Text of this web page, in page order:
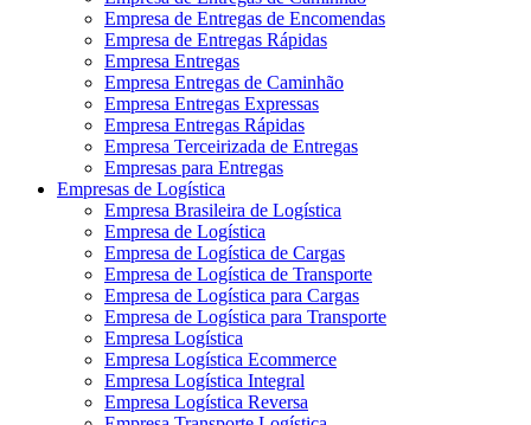
Empresa de Entregas de Encomendas
Empresa de Entregas Rápidas
Empresa Entregas
Empresa Entregas de Caminhão
Empresa Entregas Expressas
Empresa Entregas Rápidas
Empresa Terceirizada de Entregas
Empresas para Entregas
Empresas de Logística
Empresa Brasileira de Logística
Empresa de Logística
Empresa de Logística de Cargas
Empresa de Logística de Transporte
Empresa de Logística para Cargas
Empresa de Logística para Transporte
Empresa Logística
Empresa Logística Ecommerce
Empresa Logística Integral
Empresa Logística Reversa